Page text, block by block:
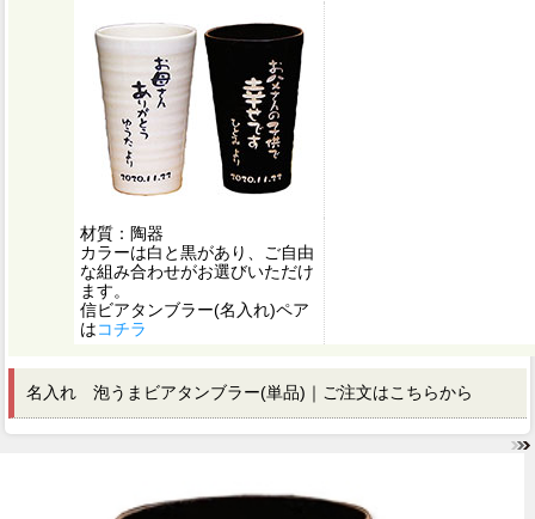
材質：陶器
カラーは白と黒があり、ご自由
な組み合わせがお選びいただけ
ます。
信ビアタンブラー(名入れ)ペア
はコチラ
名入れ 泡うまビアタンブラー(単品)｜ご注文はこちらから